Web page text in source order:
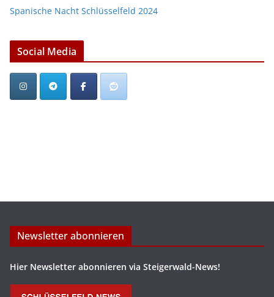
Spanische Nacht Schlüsselfeld 2024
Social Media
Newsletter abonnieren
Hier Newsletter abonnieren via Steigerwald-News!